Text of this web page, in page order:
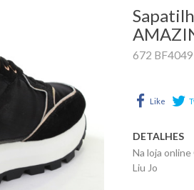
672
Like
DETALHES
Na loja
Liu Jo